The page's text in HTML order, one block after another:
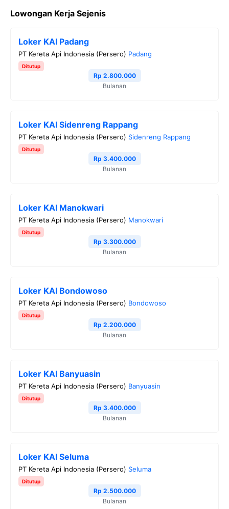
c
i
t
e
r
l
g
r
a
s
A
p
i
n
Lowongan Kerja Sejenis
Loker KAI Padang
PT Kereta Api Indonesia (Persero) Padang
Ditutup
Rp 2.800.000
Bulanan
Loker KAI Sidenreng Rappang
PT Kereta Api Indonesia (Persero) Sidenreng Rappang
Ditutup
Rp 3.400.000
Bulanan
Loker KAI Manokwari
PT Kereta Api Indonesia (Persero) Manokwari
Ditutup
Rp 3.300.000
Bulanan
Loker KAI Bondowoso
PT Kereta Api Indonesia (Persero) Bondowoso
Ditutup
Rp 2.200.000
Bulanan
Loker KAI Banyuasin
PT Kereta Api Indonesia (Persero) Banyuasin
Ditutup
Rp 3.400.000
Bulanan
Loker KAI Seluma
PT Kereta Api Indonesia (Persero) Seluma
Ditutup
Rp 2.500.000
Bulanan